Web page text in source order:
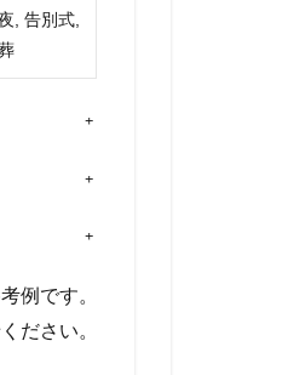
, 告別式,
+
+
+
例です。
ださい。